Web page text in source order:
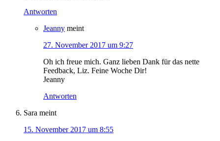
Antworten
Jeanny meint
27. November 2017 um 9:27
Oh ich freue mich. Ganz lieben Dank für das nette
Feedback, Liz. Feine Woche Dir!
Jeanny
Antworten
Sara meint
15. November 2017 um 8:55